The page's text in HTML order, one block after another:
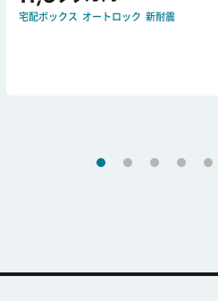
宅配ボックス オートロック 新耐震